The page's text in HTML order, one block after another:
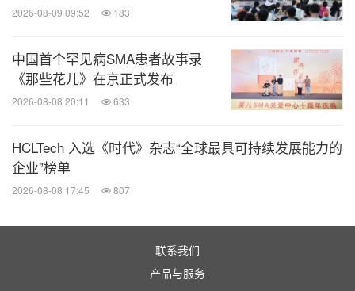
2026-08-09 09:52 183
中国首个罕见病SMA患者故事录
《那些花儿》在京正式发布
2026-08-08 20:11 633
HCLTech 入选《时代》杂志“全球最具可持续发展能力的
企业”榜单
2026-08-08 17:45 807
联系我们
产品与服务